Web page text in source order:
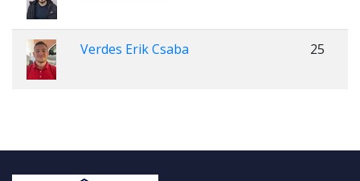
Verdes Erik Csaba 25